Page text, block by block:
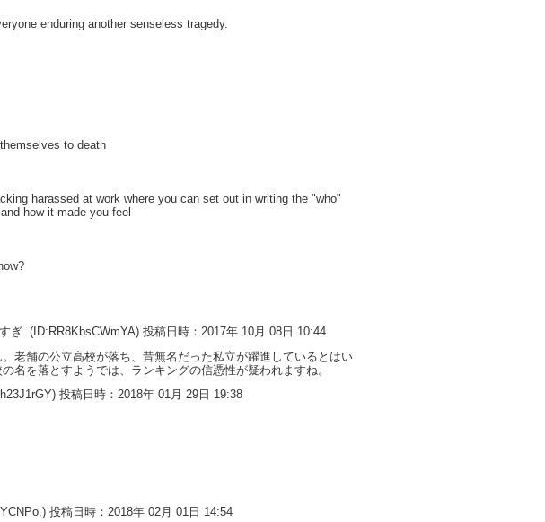
enduring another senseless tragedy.
to death
harassed at work where you can set out in writing the "who"
how it made you feel
ぎ (ID:RR8KbsCWmYA) 投稿日時：2017年 10月 08日 10:44
老舗の公立高校が落ち、昔無名だった私立が躍進しているとはい
名を落とすようでは、ランキングの信憑性が疑われますね。
投稿日時：2018年 01月 29日 19:38
投稿日時：2018年 02月 01日 14:54